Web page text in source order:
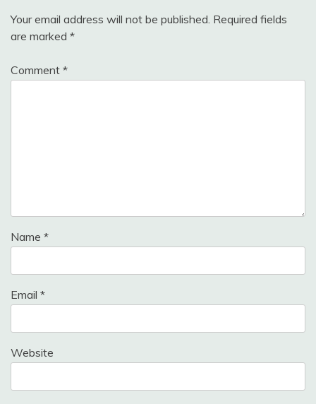
Your email address will not be published. Required fields
are marked *
Comment *
Name *
Email *
Website